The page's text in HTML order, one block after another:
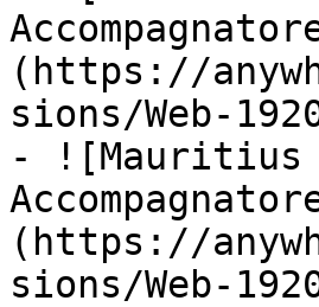
(https://
sions/Web-
- ![Mauritius
(https://
sions/Web-